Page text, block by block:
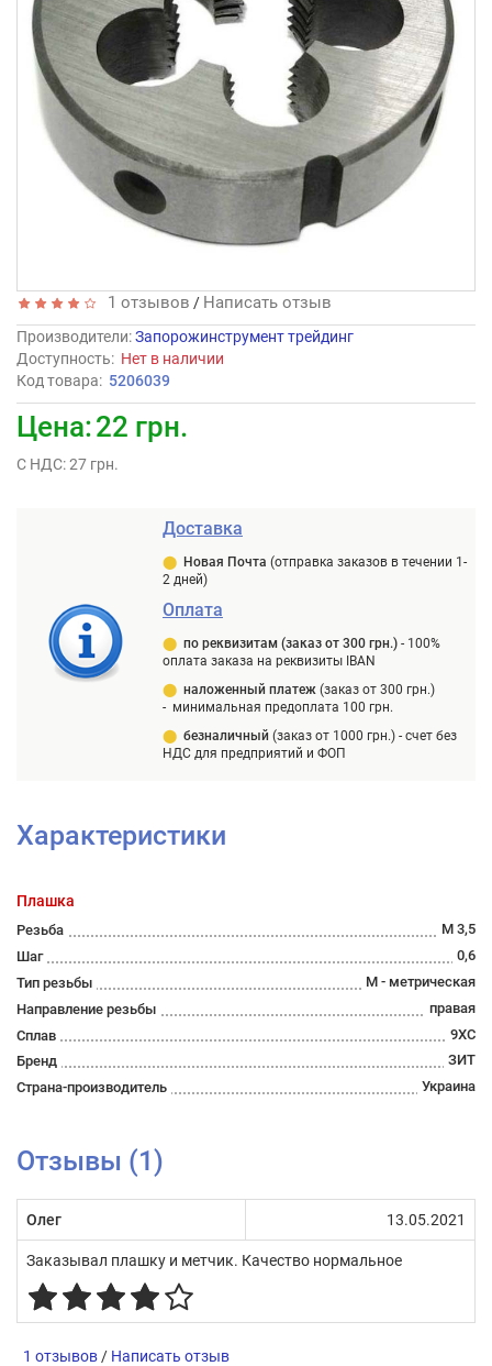
1 отзывов / Написать отзыв
Производители:Запорожинструмент трейдинг
Доступность: Нет в наличии
Код товара: 5206039
Цена:22 грн.
С НДС: 27 грн.
Доставка
⬤ Новая Почта (отправка заказов в течении 1-
2 дней)
Оплата
⬤ по реквизитам (заказ от 300 грн.) - 100%
оплата заказа на реквизиты IBAN
⬤ наложенный платеж (заказ от 300 грн.)
- минимальная предоплата 100 грн.
⬤ безналичный (заказ от 1000 грн.) - счет без
НДС для предприятий и ФОП
Характеристики
Плашка
Резьба
М 3,5
Шаг
0,6
Тип резьбы
М - метрическая
Направление резьбы
правая
Сплав
9ХС
Бренд
ЗИТ
Страна-производитель
Украина
Отзывы (1)
Олег 13.05.2021
Заказывал плашку и метчик. Качество нормальное
1 отзывов / Написать отзыв